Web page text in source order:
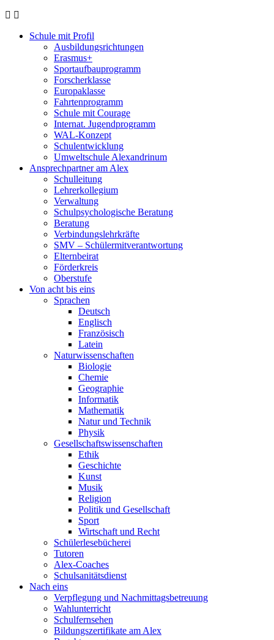
Schule mit Profil
Ausbildungsrichtungen
Erasmus+
Sportaufbauprogramm
Forscherklasse
Europaklasse
Fahrtenprogramm
Schule mit Courage
Internat. Jugendprogramm
WAL-Konzept
Schulentwicklung
Umweltschule Alexandrinum
Ansprechpartner am Alex
Schulleitung
Lehrerkollegium
Verwaltung
Schulpsychologische Beratung
Beratung
Verbindungslehrkräfte
SMV – Schülermitverantwortung
Elternbeirat
Förderkreis
Oberstufe
Von acht bis eins
Sprachen
Deutsch
Englisch
Französisch
Latein
Naturwissenschaften
Biologie
Chemie
Geographie
Informatik
Mathematik
Natur und Technik
Physik
Gesellschaftswissenschaften
Ethik
Geschichte
Kunst
Musik
Religion
Politik und Gesellschaft
Sport
Wirtschaft und Recht
Schülerlesebücherei
Tutoren
Alex-Coaches
Schulsanitätsdienst
Nach eins
Verpflegung und Nachmittagsbetreuung
Wahlunterricht
Schulfernsehen
Bildungszertifikate am Alex